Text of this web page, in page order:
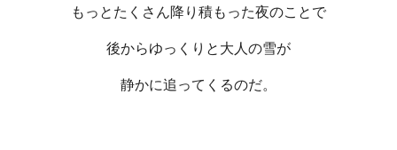
もっとたくさん降り積もった夜のことで
後からゆっくりと大人の雪が
静かに追ってくるのだ。